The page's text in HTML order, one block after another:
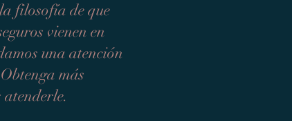
filosofía de que
vienen en
una atención
más